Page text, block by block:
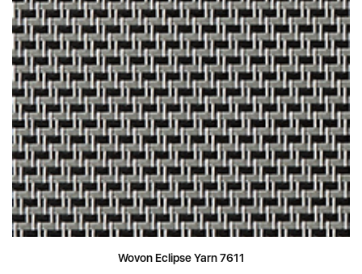
Wovon Eclipse Yarn 7611